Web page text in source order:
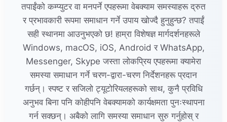
तपाईंको कम्प्युटर वा मनपर्ने एपहरूमा वेबक्याम समस्याहरू द्रुत
र प्रभावकारी रूपमा समाधान गर्ने उपाय खोज्दै हुनुहुन्छ? तपाईं
सही स्थानमा आउनुभएको छ! हाम्रा विशेषज्ञ मार्गदर्शनहरूले
Windows, macOS, iOS, Android र WhatsApp,
Messenger, Skype जस्ता लोकप्रिय एपहरूमा क्यामेरा
समस्या समाधान गर्ने चरण-द्वारा-चरण निर्देशनहरू प्रदान
गर्छन्। स्पष्ट र सजिलो ट्यूटोरियलहरूको साथ, कुनै प्रविधि
अनुभव बिना पनि कोहीपनि वेबक्यामको कार्यक्षमता पुनःस्थापना
गर्न सक्छन्। अबैको लागि समस्या समाधान सुरु गर्नुहोस् र